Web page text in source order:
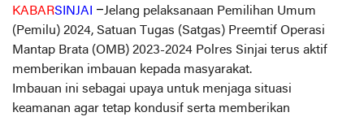
KABARSINJAI –Jelang pelaksanaan Pemilihan Umum
(Pemilu) 2024, Satuan Tugas (Satgas) Preemtif Operasi
Mantap Brata (OMB) 2023-2024 Polres Sinjai terus aktif
memberikan imbauan kepada masyarakat.
Imbauan ini sebagai upaya untuk menjaga situasi
keamanan agar tetap kondusif serta memberikan